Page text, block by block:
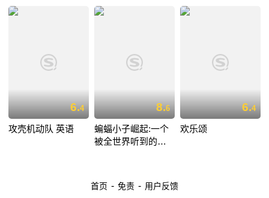
6.4
攻壳机动队 英语
8.6
蝙蝠小子崛起:一个
被全世界听到的愿
6.4
欢乐颂
首页 - 免责 - 用户反馈